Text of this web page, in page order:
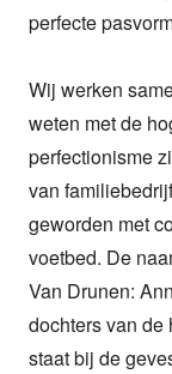
perfecte
Wij werken
weten met de
perfectionisme
van
geworden met
voetbed. De
Van Drunen:
dochters van de
staat bij de